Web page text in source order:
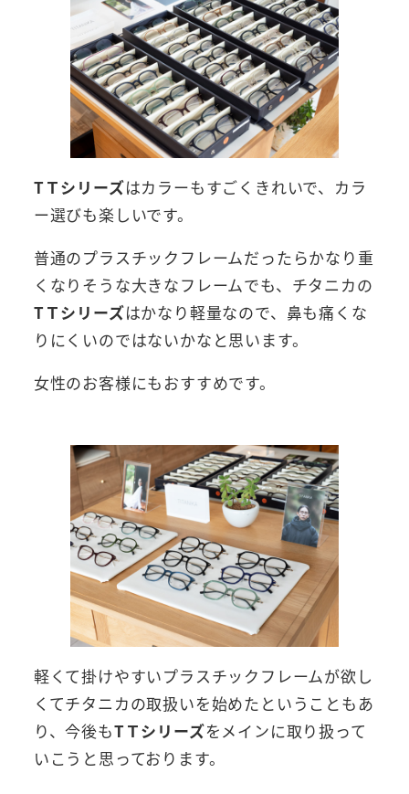
TＴシリーズはカラーもすごくきれいで、カラ
ー選びも楽しいです。
普通のプラスチックフレームだったらかなり重
くなりそうな大きなフレームでも、チタニカの
TＴシリーズはかなり軽量なので、鼻も痛くな
りにくいのではないかなと思います。
女性のお客様にもおすすめです。
軽くて掛けやすいプラスチックフレームが欲し
くてチタニカの取扱いを始めたということもあ
り、今後もTＴシリーズをメインに取り扱って
いこうと思っております。